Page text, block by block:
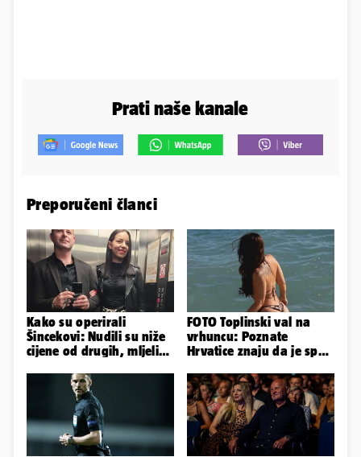
Prati naše kanale
Preporučeni članci
Kako su operirali
Šincekovi: Nudili su niže
cijene od drugih, mljeli
FOTO Toplinski val na
vrhuncu: Poznate
Hrvatice znaju da je spas